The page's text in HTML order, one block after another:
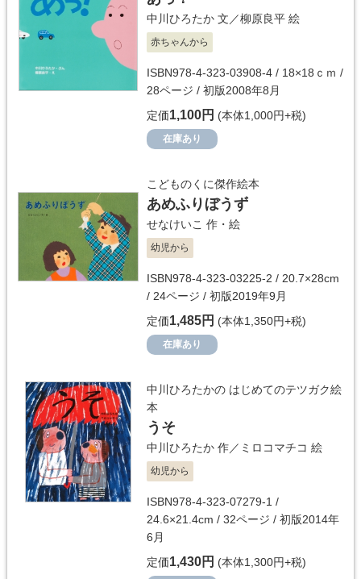
中川ひろたか 文／柳原良平 絵
赤ちゃんから
ISBN978-4-323-03908-4 / 18×18ｃｍ /
28ページ / 初版2008年8月
定価1,100円 (本体1,000円+税)
在庫あり
こどものくに傑作絵本
あめふりぼうず
せなけいこ 作・絵
幼児から
ISBN978-4-323-03225-2 / 20.7×28cm
/ 24ページ / 初版2019年9月
定価1,485円 (本体1,350円+税)
在庫あり
中川ひろたかの はじめてのテツガク絵
本
うそ
中川ひろたか 作／ ミロコマチコ 絵
幼児から
ISBN978-4-323-07279-1 /
24.6×21.4cm / 32ページ / 初版2014年
6月
定価1,430円 (本体1,300円+税)